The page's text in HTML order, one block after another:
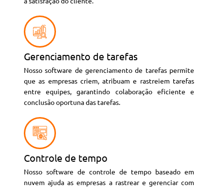
Gerenciamento de tarefas
Nosso software de gerenciamento de tarefas permite
que as empresas criem, atribuam e rastreiem tarefas
entre equipes, garantindo colaboração eficiente e
conclusão oportuna das tarefas.
Controle de tempo
Nosso software de controle de tempo baseado em
nuvem ajuda as empresas a rastrear e gerenciar com